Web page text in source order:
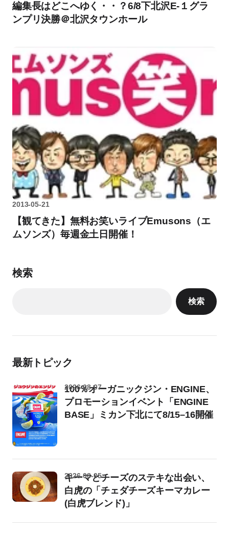
編集長はどこへゆく・・？6/8下北沢E-１グラ
ンプリ決勝＠北沢タウンホール
2013-05-21
【観てきた】無料お笑いライブEmusons（エ
ムソンズ）毎週金土日開催！
検索
検索
最新トピック
100％オーガニックジン・ENGINE、
プロモーションイベント「ENGINE
BASE」ミカン下北にて8/15–16開催
2026-08-07
キーマとチーズのステキな出会い、
白虎の「チェダチーズキーマカレー
(白虎ブレンド)」
2026-08-05